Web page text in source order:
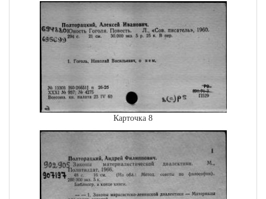
Карточка 8